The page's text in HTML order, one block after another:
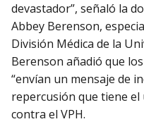
devastador”, señaló la
Abbey Berenson,
División Médica de la
Berenson añadió que
“envían un mensaje de
repercusión que tiene el
contra el VPH.